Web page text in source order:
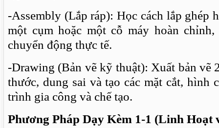
-Assembly (Lắp ráp): Học cách lắp ghép
một cụm hoặc một cỗ máy hoàn
chuyển động thực tế.
-Drawing (Bản vẽ kỹ thuật): Xuất bản vẽ
thước, dung sai và tạo các mặt cắt, hình
trình gia công và chế tạo.
Phương Pháp Dạy Kèm 1-1 (Linh Hoạt